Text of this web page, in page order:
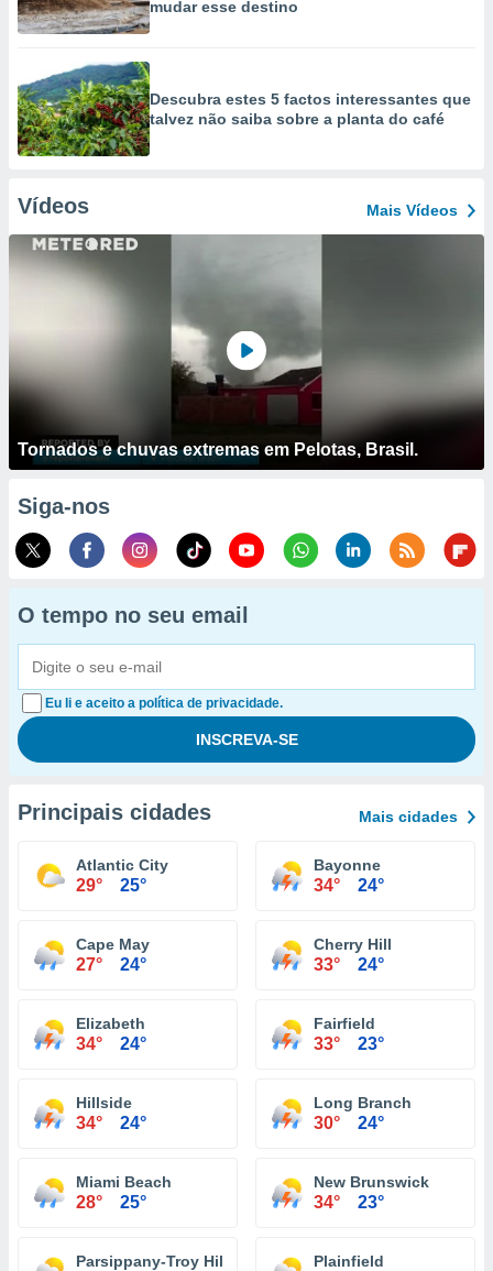
mudar esse destino
Descubra estes 5 factos interessantes que
talvez não saiba sobre a planta do café
Vídeos Mais Vídeos
Tornados e chuvas extremas em Pelotas, Brasil.
Siga-nos
O tempo no seu email
Eu li e aceito a política de privacidade.
Principais cidades Mais cidades
Atlantic City
29° 25°
Bayonne
34° 24°
Cape May
27° 24°
Cherry Hill
33° 24°
Elizabeth
34° 24°
Fairfield
33° 23°
Hillside
34° 24°
Long Branch
30° 24°
Miami Beach
28° 25°
New Brunswick
34° 23°
Parsippany-Troy Hills Plainfield